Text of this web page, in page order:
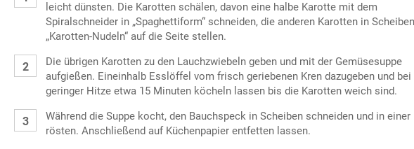
leicht dünsten. Die Karotten schälen, davon eine halbe Karotte mit dem
Spiralschneider in „Spaghettiform“ schneiden, die anderen Karotten in
„Karotten-Nudeln“ auf die Seite stellen.
Die übrigen Karotten zu den Lauchzwiebeln geben und mit der Gemüsesuppe
aufgießen. Eineinhalb Esslöffel vom frisch geriebenen Kren dazugeben und bei
geringer Hitze etwa 15 Minuten köcheln lassen bis die Karotten weich sind.
Während die Suppe kocht, den Bauchspeck in Scheiben schneiden und in einer
rösten. Anschließend auf Küchenpapier entfetten lassen.